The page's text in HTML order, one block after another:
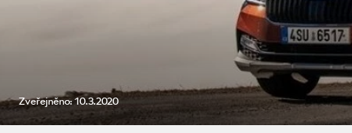
Zveřejněno: 10.3.2020